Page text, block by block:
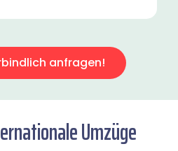
anfragen!
Umzüge